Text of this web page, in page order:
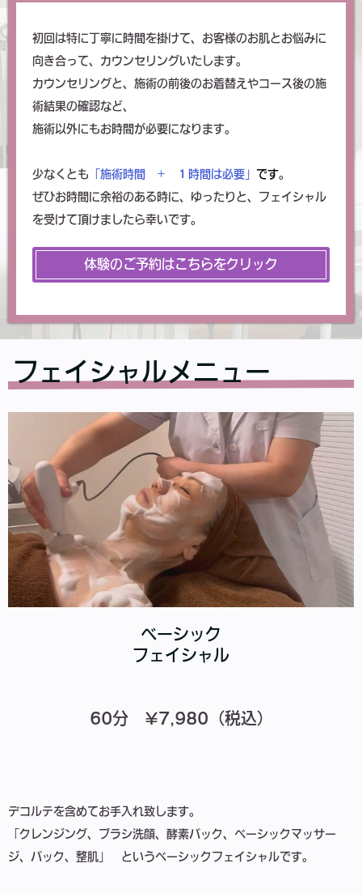
初回は特に丁寧に時間を掛けて、お客様のお肌とお悩みに
向き合って、カウンセリングいたします。
カウンセリングと、施術の前後のお着替えやコース後の施
術結果の確認など、
施術以外にもお時間が必要になります。
少なくとも 「施術時間 + １時間は必要」 です。
ぜひお時間に余裕のある時に、ゆったりと、フェイシャル
を受けて頂けましたら幸いです。
体験のご予約はこちらをクリック
フェイシャルメニュー
ベーシック
フェイシャル
60分 ¥7,980（税込）
デコルテを含めてお手入れ致します。
「クレンジング、ブラシ洗顔、酵素パック、ベーシックマッサー
ジ、パック、整肌」 というベーシックフェイシャルです。